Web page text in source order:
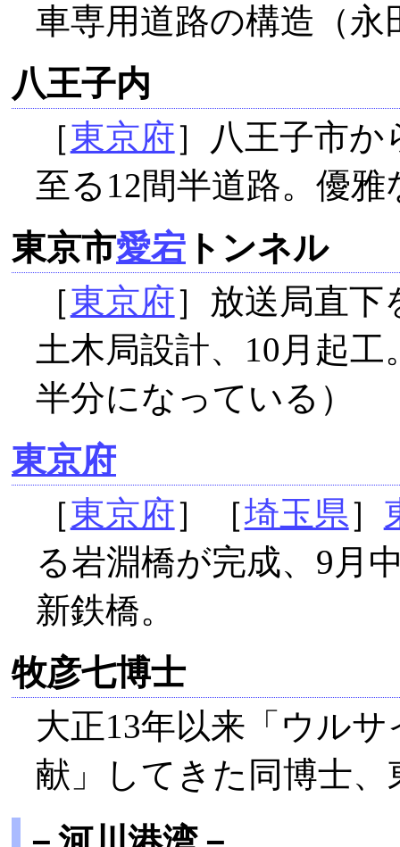
車専用道路の構造（永
八王子内
［東京府］八王子市
至る12間半道路。優
東京市愛宕 トンネル
［東京府］放送局直下
土木局設計、10月起工
半分になっている）
東京府
［東京府］［埼玉県］
る岩淵橋が完成、9月
新鉄橋。
牧彦七博士
大正13年以来「ウル
献」してきた同博士